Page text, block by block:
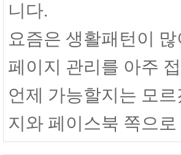
니다.
요즘은 생활패턴이
페이지 관리를 아주
언제 가능할지는 모
지와 페이스북 쪽으